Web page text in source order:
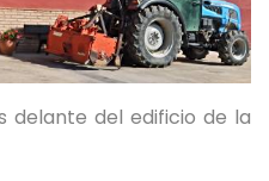
delante del edificio de la